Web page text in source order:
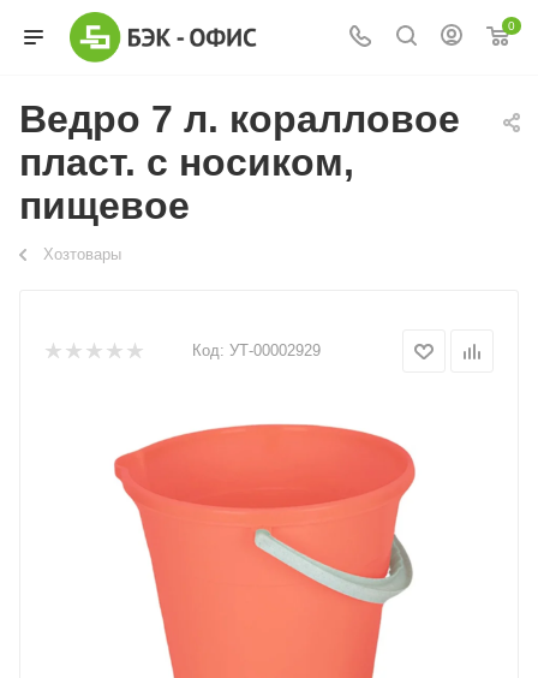
0
Ведро 7 л. коралловое
пласт. с носиком,
пищевое
Хозтовары
Код: УТ-00002929